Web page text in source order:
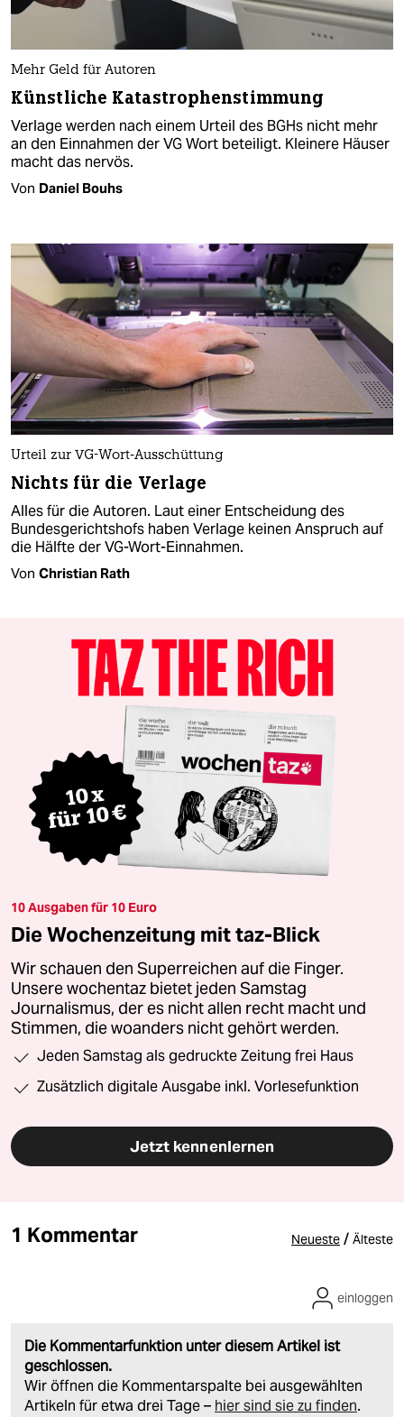
Mehr Geld für Autoren
Künstliche Katastrophenstimmung
Verlage werden nach einem Urteil des BGHs nicht mehr
an den Einnahmen der VG Wort beteiligt. Kleinere Häuser
macht das nervös.
Von Daniel Bouhs
Urteil zur VG-Wort-Ausschüttung
Nichts für die Verlage
Alles für die Autoren. Laut einer Entscheidung des
Bundesgerichtshofs haben Verlage keinen Anspruch auf
die Hälfte der VG-Wort-Einnahmen.
Von Christian Rath
10 Ausgaben für 10 Euro
Die Wochenzeitung mit taz-Blick
Wir schauen den Superreichen auf die Finger.
Unsere wochentaz bietet jeden Samstag
Journalismus, der es nicht allen recht macht und
Stimmen, die woanders nicht gehört werden.
Jeden Samstag als gedruckte Zeitung frei Haus
Zusätzlich digitale Ausgabe inkl. Vorlesefunktion
Jetzt kennenlernen
1 Kommentar Neueste / Älteste
Die Kommentarfunktion unter diesem Artikel ist
geschlossen.
Wir öffnen die Kommentarspalte bei ausgewählten
Artikeln für etwa drei Tage – hier sind sie zu finden.
einloggen